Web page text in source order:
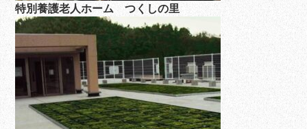
特別養護老人ホーム つくしの里